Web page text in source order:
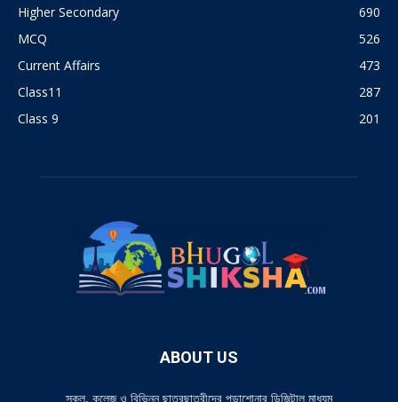
Higher Secondary
690
MCQ
526
Current Affairs
473
Class11
287
Class 9
201
ABOUT US
স্কুল, কলেজ ও বিভিন্ন ছাত্রছাত্রীদের পড়াশোনার ডিজিটাল মাধ্যম